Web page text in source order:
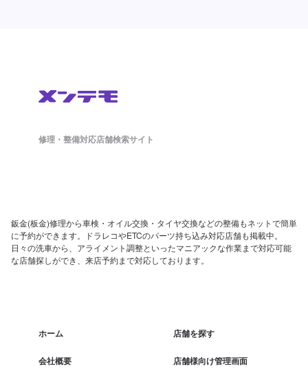
修理・整備対応店舗検索サイト
鈑金(板金)修理から車検・オイル交換・タイヤ交換などの整備もネットで簡単
に予約ができます。ドラレコやETCのパーツ持ち込み対応店舗も掲載中。
日々の洗車から、アライメント調整といったマニアックな作業まで対応可能
な店舗探しができ、来店予約まで対応しております。
ホーム 店舗を探す
会社概要 店舗様向け管理画面